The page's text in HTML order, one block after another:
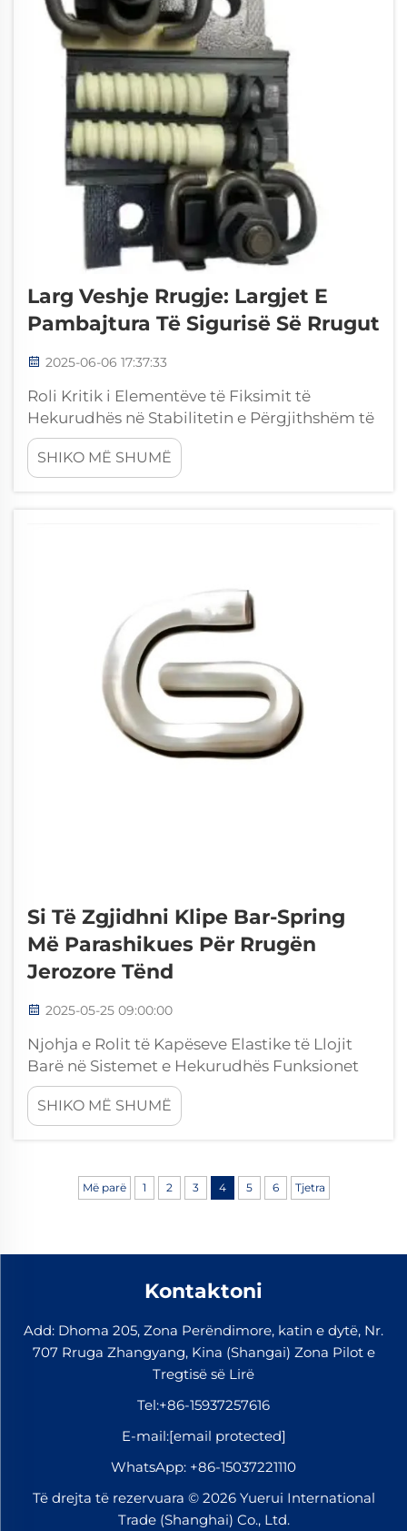
Larg Veshje Rrugje: Largjet E
Pambajtura Të Sigurisë Së Rrugut
2025-06-06 17:37:33
Roli Kritik i Elementëve të Fiksimit të
Hekurudhës në Stabilitetin e Përgjithshëm të
Vijës Si Elementët e Zakonshëm të Fiksimit
Shpërndajnë Ngarkesat Dinamike Elementët
tradicional të fiksimit të hekurudhës luajnë
SHIKO MË SHUMË
Si Të Zgjidhni Klipe Bar-Spring
Më Parashikues Për Rrugën
Jerozore Tënd
2025-05-25 09:00:00
Njohja e Rolit të Kapëseve Elastike të Llojit
Barë në Sistemet e Hekurudhës Funksionet
Kryesore të Kapëseve Elastike të Llojit Barë
Kapëset elastike të llojit barë janë pjesë
integrale e sistemeve moderne hekurudhore,
qëndrueshme edhe nën ngarkesa të rënda.
Detyra kryesore e tyre është...
SHIKO MË SHUMË
Më parë 1 2 3 4 5 6 Tjetra
Kontaktoni
Add: Dhoma 205, Zona Perëndimore, katin e dytë, Nr.
707 Rruga Zhangyang, Kina (Shangai) Zona Pilot e
Tregtisë së Lirë
Tel:+86-15937257616
E-mail:[email protected]
WhatsApp: +86-15037221110
Të drejta të rezervuara © 2026 Yuerui International
Trade (Shanghai) Co., Ltd.